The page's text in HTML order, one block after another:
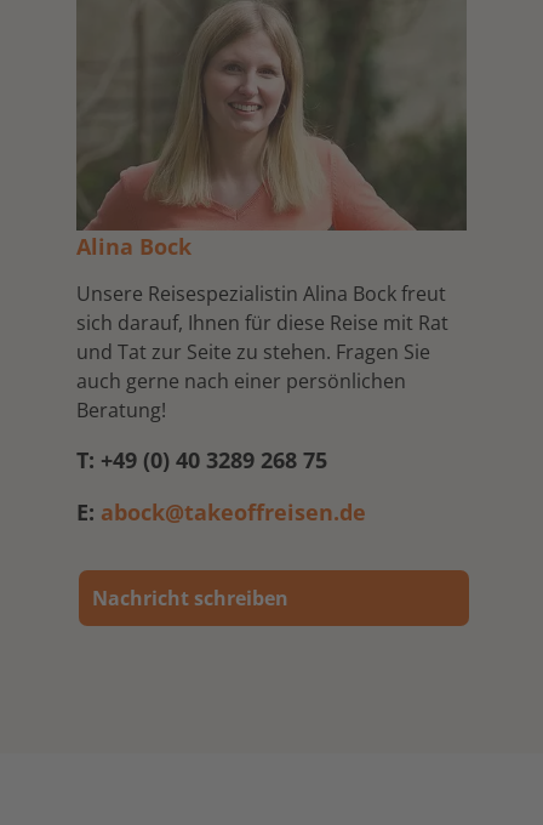
Alina Bock
Unsere Reisespezialistin Alina Bock freut
sich darauf, Ihnen für diese Reise mit Rat
und Tat zur Seite zu stehen. Fragen Sie
auch gerne nach einer persönlichen
Beratung!
T: +49 (0) 40 3289 268 75
E: abock@takeoffreisen.de
Nachricht schreiben